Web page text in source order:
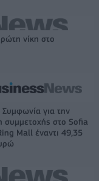
νίκη στο
για την
συμμετοχής στο Sofia
Mall έναντι 49,35